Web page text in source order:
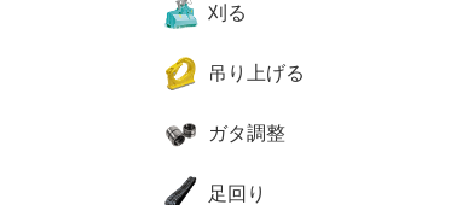
刈る
吊り上げる
ガタ調整
足回り